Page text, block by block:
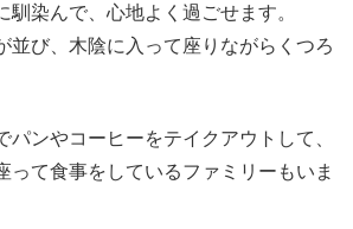
馴染んで、心地よく過ごせます。
並び、木陰に入って座りながらくつろ
パンやコーヒーをテイクアウトして、
って食事をしているファミリーもいま